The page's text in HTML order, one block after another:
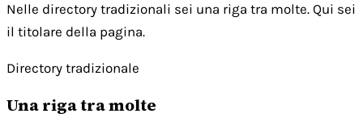
Nelle directory tradizionali sei una riga tra molte. Qui sei
il titolare della pagina.
Directory tradizionale
Una riga tra molte